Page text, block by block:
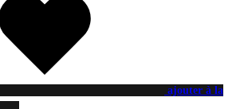
ajouter à la